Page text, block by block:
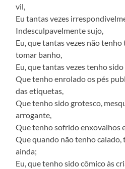
vil,
Eu tantas vezes
Indesculpavelmente sujo,
Eu, que tantas vezes não
tomar banho,
Eu, que tantas vezes tenho
Que tenho enrolado os pés
das etiquetas,
Que tenho sido grotesco,
arrogante,
Que tenho sofrido enxovalhos
Que quando não tenho
ainda;
Eu, que tenho sido cômico às